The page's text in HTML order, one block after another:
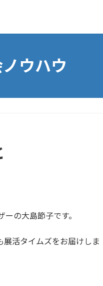
ウハウ
の大島節子です。
活タイムズをお届けしま